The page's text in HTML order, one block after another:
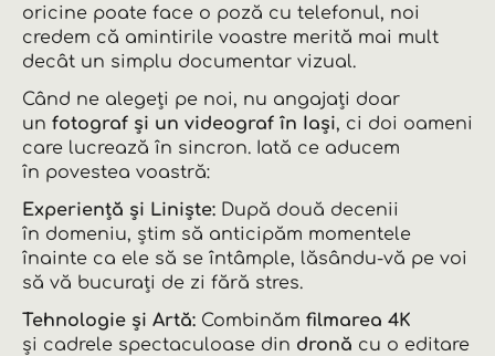
oricine poate face o poză cu telefonul, noi
credem că amintirile voastre merită mai mult
decât un simplu documentar vizual.
Când ne alegeți pe noi, nu angajați doar
un fotograf și un videograf în Iași, ci doi oameni
care lucrează în sincron. Iată ce aducem
în povestea voastră:
Experiență și Liniște: După două decenii
în domeniu, știm să anticipăm momentele
înainte ca ele să se întâmple, lăsându-vă pe voi
să vă bucurați de zi fără stres.
Tehnologie și Artă: Combinăm filmarea 4K
și cadrele spectaculoase din dronă cu o editare